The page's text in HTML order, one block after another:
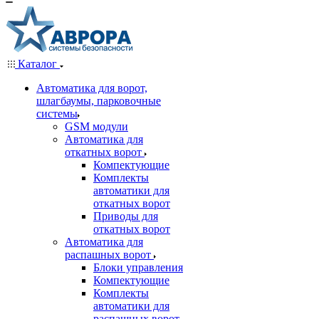
Каталог
Автоматика для ворот,
шлагбаумы, парковочные
системы
GSM модули
Автоматика для
откатных ворот
Компектующие
Комплекты
автоматики для
откатных ворот
Приводы для
откатных ворот
Автоматика для
распашных ворот
Блоки управления
Компектующие
Комплекты
автоматики для